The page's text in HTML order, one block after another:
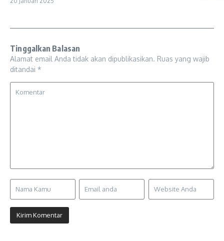
Tinggalkan Balasan
Alamat email Anda tidak akan dipublikasikan. Ruas yang wajib
ditandai *